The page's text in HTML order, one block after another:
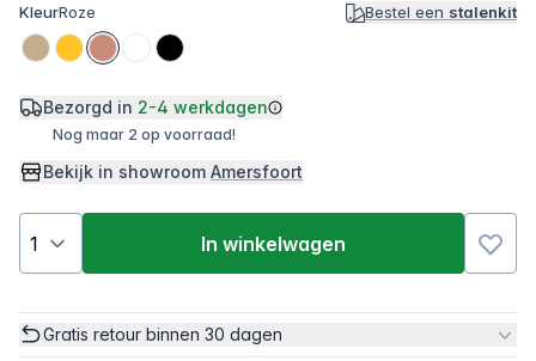
KleurRoze Bestel een stalenkit
Bezorgd in 2-4 werkdagen
Nog maar 2 op voorraad!
Bekijk in showroom Amersfoort
In winkelwagen
Gratis retour binnen 30 dagen